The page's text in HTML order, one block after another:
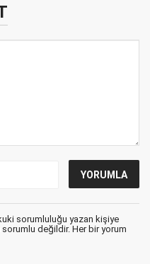
sorumluluğu yazan kişiye
değildir. Her bir yorum